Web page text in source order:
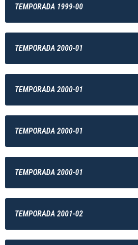
TEMPORADA 1999-00
TEMPORADA 2000-01
TEMPORADA 2000-01
TEMPORADA 2000-01
TEMPORADA 2000-01
TEMPORADA 2001-02